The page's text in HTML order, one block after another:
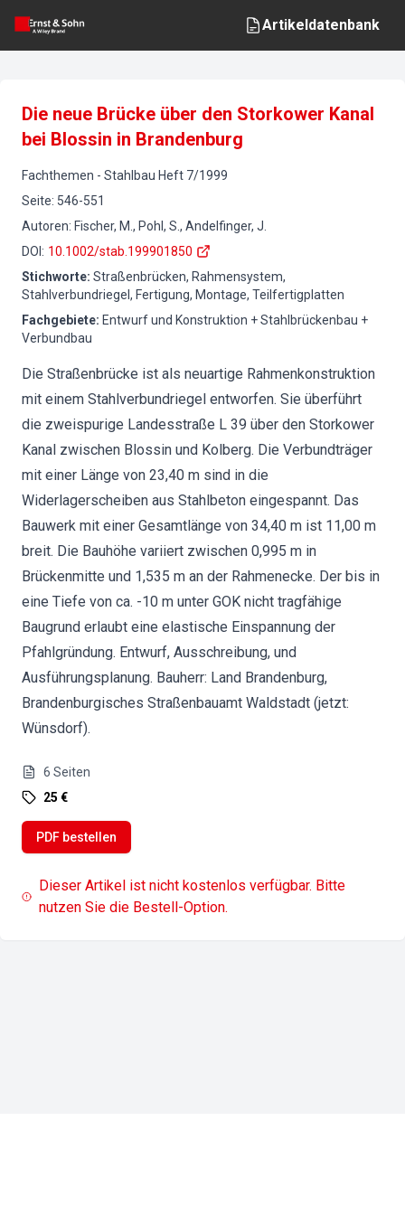
Artikeldatenbank
Die neue Brücke über den Storkower Kanal
bei Blossin in Brandenburg
Fachthemen - Stahlbau Heft 7/1999
Seite: 546-551
Autoren: Fischer, M., Pohl, S., Andelfinger, J.
DOI : 10.1002/stab.199901850
Stichworte: Straßenbrücken, Rahmensystem,
Stahlverbundriegel, Fertigung, Montage, Teilfertigplatten
Fachgebiete: Entwurf und Konstruktion + Stahlbrückenbau +
Verbundbau
Die Straßenbrücke ist als neuartige Rahmenkonstruktion
mit einem Stahlverbundriegel entworfen. Sie überführt
die zweispurige Landesstraße L 39 über den Storkower
Kanal zwischen Blossin und Kolberg. Die Verbundträger
mit einer Länge von 23,40 m sind in die
Widerlagerscheiben aus Stahlbeton eingespannt. Das
Bauwerk mit einer Gesamtlänge von 34,40 m ist 11,00 m
breit. Die Bauhöhe variiert zwischen 0,995 m in
Brückenmitte und 1,535 m an der Rahmenecke. Der bis in
eine Tiefe von ca. -10 m unter GOK nicht tragfähige
Baugrund erlaubt eine elastische Einspannung der
Pfahlgründung. Entwurf, Ausschreibung, und
Ausführungsplanung. Bauherr: Land Brandenburg,
Brandenburgisches Straßenbauamt Waldstadt (jetzt:
Wünsdorf).
6 Seiten
25 €
PDF bestellen
Dieser Artikel ist nicht kostenlos verfügbar. Bitte
nutzen Sie die Bestell-Option.